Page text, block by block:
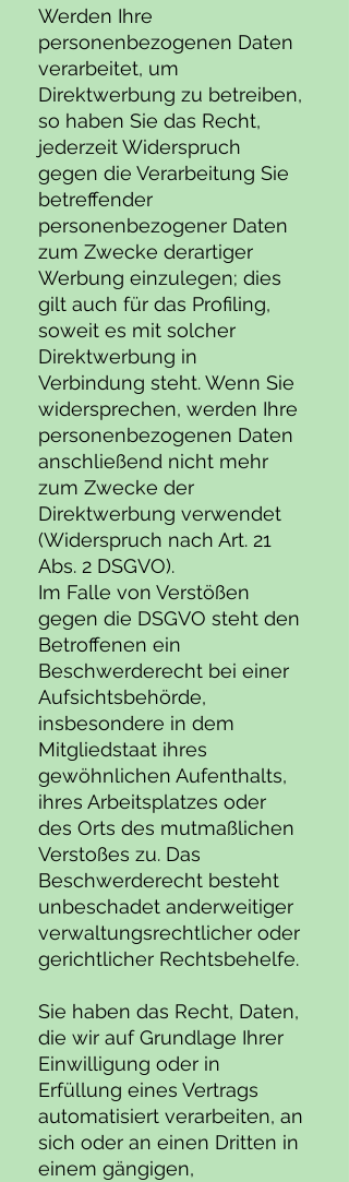
Werden Ihre
personenbezogenen Daten
verarbeitet, um
Direktwerbung zu betreiben,
so haben Sie das Recht,
jederzeit Widerspruch
gegen die Verarbeitung Sie
betreffender
personenbezogener Daten
zum Zwecke derartiger
Werbung einzulegen; dies
gilt auch für das Profiling,
soweit es mit solcher
Direktwerbung in
Verbindung steht. Wenn Sie
widersprechen, werden Ihre
personenbezogenen Daten
anschließend nicht mehr
zum Zwecke der
Direktwerbung verwendet
(Widerspruch nach Art. 21
Abs. 2 DSGVO).
Im Falle von Verstößen
gegen die DSGVO steht den
Betroffenen ein
Beschwerderecht bei einer
Aufsichtsbehörde,
insbesondere in dem
Mitgliedstaat ihres
gewöhnlichen Aufenthalts,
ihres Arbeitsplatzes oder
des Orts des mutmaßlichen
Verstoßes zu. Das
Beschwerderecht besteht
unbeschadet anderweitiger
verwaltungsrechtlicher oder
gerichtlicher Rechtsbehelfe.
Sie haben das Recht, Daten,
die wir auf Grundlage Ihrer
Einwilligung oder in
Erfüllung eines Vertrags
automatisiert verarbeiten, an
sich oder an einen Dritten in
einem gängigen,